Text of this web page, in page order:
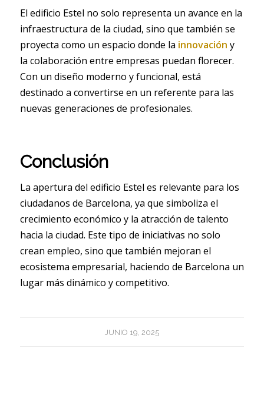
El edificio Estel no solo representa un avance en la
infraestructura de la ciudad, sino que también se
proyecta como un espacio donde la innovación y
la colaboración entre empresas puedan florecer.
Con un diseño moderno y funcional, está
destinado a convertirse en un referente para las
nuevas generaciones de profesionales.
Conclusión
La apertura del edificio Estel es relevante para los
ciudadanos de Barcelona, ya que simboliza el
crecimiento económico y la atracción de talento
hacia la ciudad. Este tipo de iniciativas no solo
crean empleo, sino que también mejoran el
ecosistema empresarial, haciendo de Barcelona un
lugar más dinámico y competitivo.
JUNIO 19, 2025